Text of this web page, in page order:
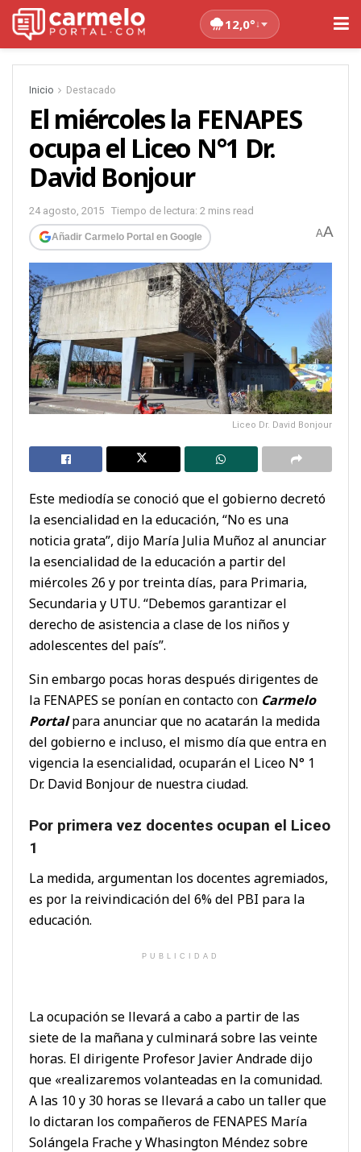
12,0°↓
Inicio Destacado
El miércoles la FENAPES
ocupa el Liceo N°1 Dr.
David Bonjour
24 agosto, 2015 Tiempo de lectura: 2 mins read
Añadir Carmelo Portal en Google AA
Liceo Dr. David Bonjour
Este mediodía se conoció que el gobierno decretó
la esencialidad en la educación, “No es una
noticia grata”, dijo María Julia Muñoz al anunciar
la esencialidad de la educación a partir del
miércoles 26 y por treinta días, para Primaria,
Secundaria y UTU. “Debemos garantizar el
derecho de asistencia a clase de los niños y
adolescentes del país”.
Sin embargo pocas horas después dirigentes de
la FENAPES se ponían en contacto con Carmelo
Portalpara anunciar que no acatarán la medida
del gobierno e incluso, el mismo día que entra en
vigencia la esencialidad, ocuparán el Liceo N° 1
Dr. David Bonjour de nuestra ciudad.
Por primera vez docentes ocupan el Liceo
1
La medida, argumentan los docentes agremiados,
es por la reivindicación del 6% del PBI para la
educación.
PUBLICIDAD
La ocupación se llevará a cabo a partir de las
siete de la mañana y culminará sobre las veinte
horas. El dirigente Profesor Javier Andrade dijo
que «realizaremos volanteadas en la comunidad.
A las 10 y 30 horas se llevará a cabo un taller que
lo dictaran los compañeros de FENAPES María
Solángela Frache y Whasington Méndez sobre